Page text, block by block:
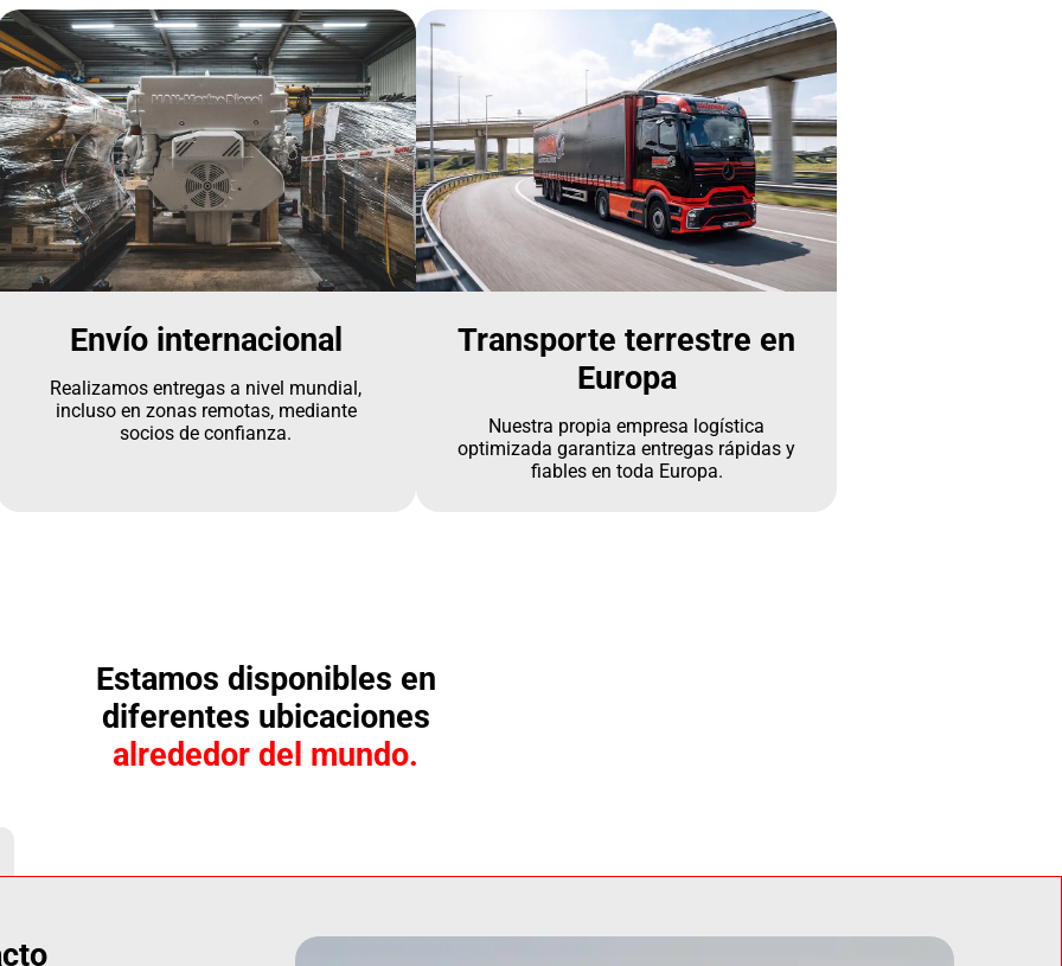
Envío internacional
Realizamos entregas a nivel mundial,
incluso en zonas remotas, mediante
socios de confianza.
Transporte terrestre en
Europa
Nuestra propia empresa logística
optimizada garantiza entregas rápidas y
fiables en toda Europa.
Estamos disponibles en
diferentes ubicaciones
alrededor del mundo.